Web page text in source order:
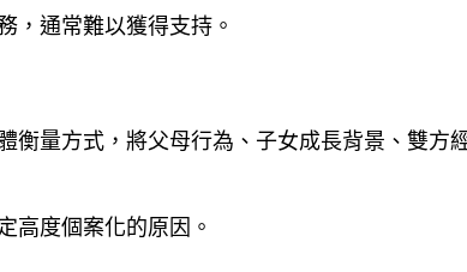
，通常難以獲得支持。
衡量方式，將父母行為、子女成長背景、雙方
高度個案化的原因。